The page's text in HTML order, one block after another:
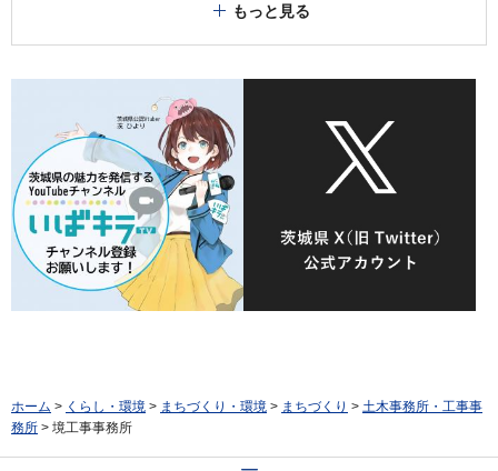
もっと見る
ホーム > くらし・環境 > まちづくり・環境 > まちづくり > 土木事務所・工事事
務所 > 境工事事務所